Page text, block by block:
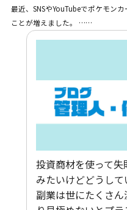
最近、SNSやYouTubeでポケモン
ことが増えました。 ……
投資商材を使って
みたいけどどうして
副業は世にたくさ